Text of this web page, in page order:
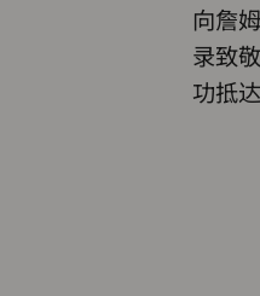
向詹
录致
功抵